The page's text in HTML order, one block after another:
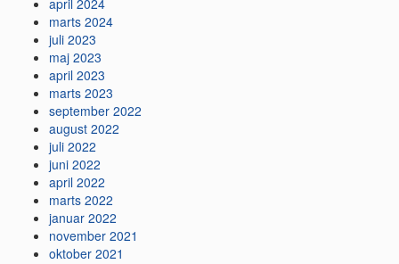
april 2024
marts 2024
juli 2023
maj 2023
april 2023
marts 2023
september 2022
august 2022
juli 2022
juni 2022
april 2022
marts 2022
januar 2022
november 2021
oktober 2021